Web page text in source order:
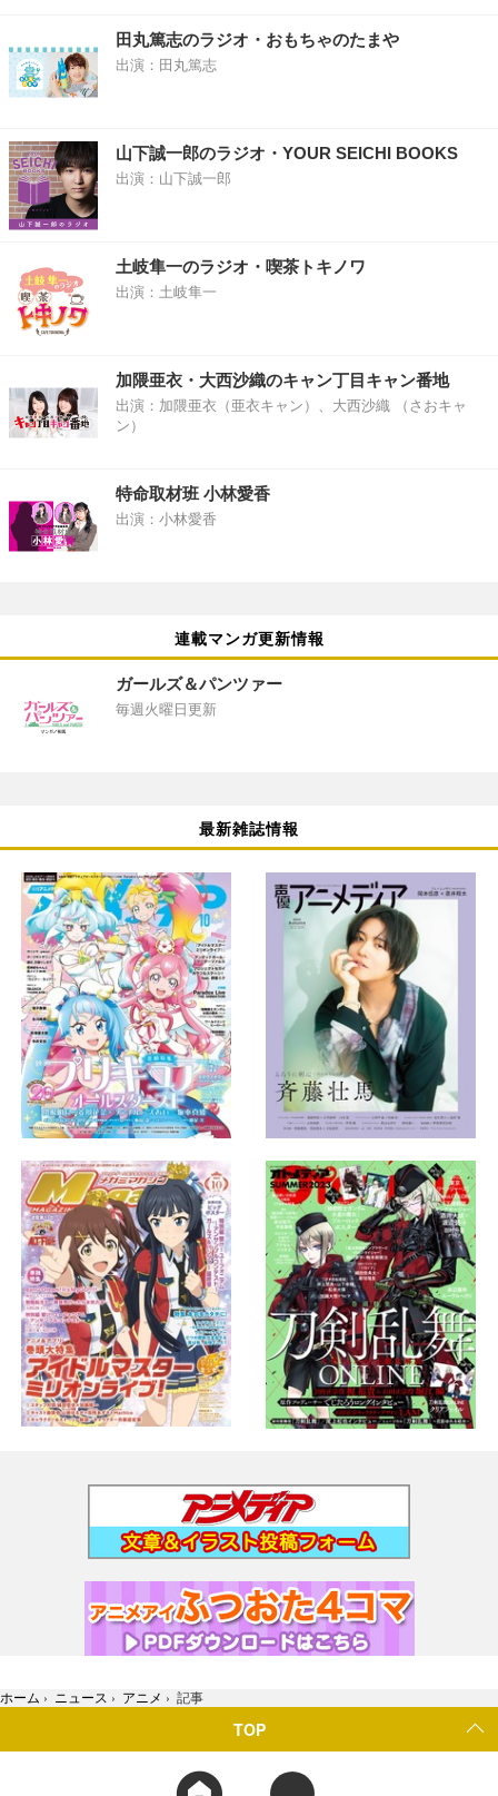
田丸篤志のラジオ・おもちゃのたまや
出演：田丸篤志
山下誠一郎のラジオ・YOUR SEICHI BOOKS
出演：山下誠一郎
土岐隼一のラジオ・喫茶トキノワ
出演：土岐隼一
加隈亜衣・大西沙織のキャン丁目キャン番地
出演：加隈亜衣（亜衣キャン）、大西沙織 （さおキャ
ン）
特命取材班 小林愛香
出演：小林愛香
連載マンガ更新情報
ガールズ＆パンツァー
毎週火曜日更新
最新雑誌情報
ホーム › ニュース › アニメ › 記事
TOP